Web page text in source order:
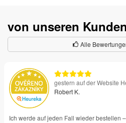
von unseren
Alle
gestern auf der Website
Robert K.
Ich werde auf jeden Fall wieder bestellen